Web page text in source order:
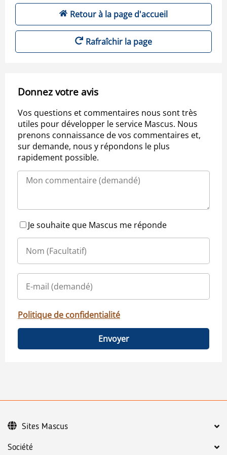
Retour à la page d'accueil
Rafraîchir la page
Donnez votre avis
Vos questions et commentaires nous sont très
utiles pour développer le service Mascus. Nous
prenons connaissance de vos commentaires et,
sur demande, nous y répondons le plus
rapidement possible.
Je souhaite que Mascus me réponde
Politique de confidentialité
Envoyer
Société
Sites Mascus